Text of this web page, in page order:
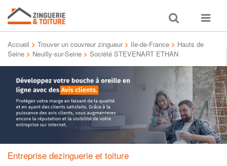
Toggle
search
Toggle
Accueil > Trouver un couvreur zingueur > Ile-de-France > Hauts de
Seine > Neuilly-sur-Seine > Société STEVENART ETHAN
Entreprise dezinguerie et toiture